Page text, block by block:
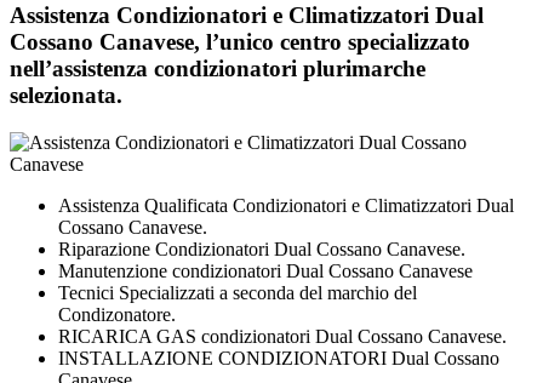
Assistenza Condizionatori e Climatizzatori Dual
Cossano Canavese, l’unico centro specializzato
nell’assistenza condizionatori plurimarche
selezionata.
Assistenza Qualificata Condizionatori e Climatizzatori Dual
Cossano Canavese.
Riparazione Condizionatori Dual Cossano Canavese.
Manutenzione condizionatori Dual Cossano Canavese
Tecnici Specializzati a seconda del marchio del
Condizonatore.
RICARICA GAS condizionatori Dual Cossano Canavese.
INSTALLAZIONE CONDIZIONATORI Dual Cossano